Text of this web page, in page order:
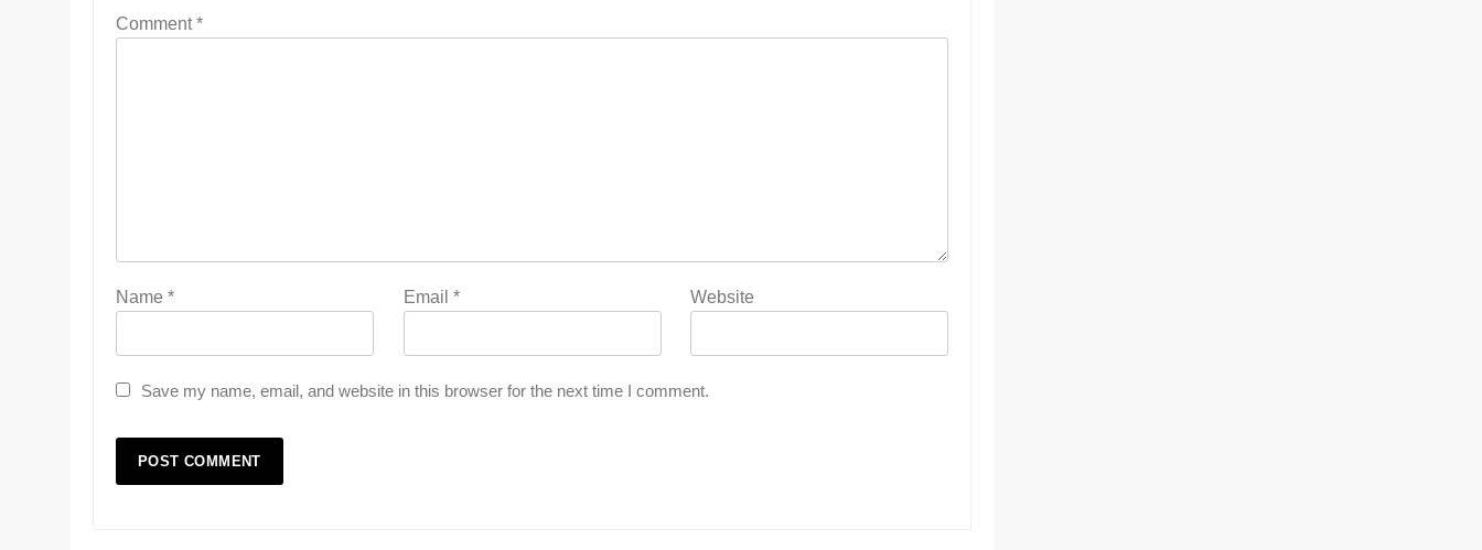
Comment*
Name * Email * Website
Save my name, email, and website in this browser for the next time I comment.